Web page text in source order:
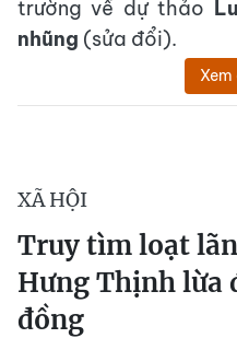
trường về dự thảo
nhũng (sửa đổi).
XÃ HỘI
Truy tìm loạt
Hưng Thịnh lừa
đồng